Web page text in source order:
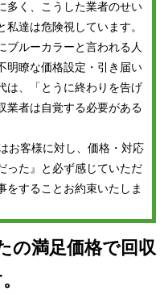
多く、こうした業者のせい
達は危険視しています。
ブルーカラーと言われる人
明瞭な価格設定・引き届い
は、「とうに終わりを告げ
業者は自覚する必要がある
お客様に対し、価格・対応
った』と必ず感じていただ
をすることお約束いたしま
の満足価格で回収